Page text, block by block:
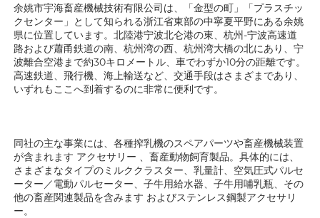
余姚市宇海畜産機械技術有限公司は、「金型の町」「プラスチッ
クセンター」として知られる浙江省東部の中寧夏平野にある余姚
県に位置しています。北陸港宁波北仑港の東、杭州-宁波高速道
路および蕭甬鉄道の南、杭州湾の西、杭州湾大橋の北にあり、宁
波離合空港まで約30キロメートル、車でわずか10分の距離です。
高速鉄道、飛行機、海上輸送など、交通手段はさまざまであり、
いずれもここへ到着するのに非常に便利です。
同社の主な事業には、各種搾乳機のスペアパーツや畜産機械装置
が含まれます アクセサリー 、畜産動物飼育製品。具体的には、
さまざまなタイプのミルククラスター、乳量計、空気圧式パルセ
ーター／電動パルセーター、子牛用給水器、子牛用哺乳瓶、その
他の畜産関連製品を含みます およびステンレス鋼製アクセサリ
ー。